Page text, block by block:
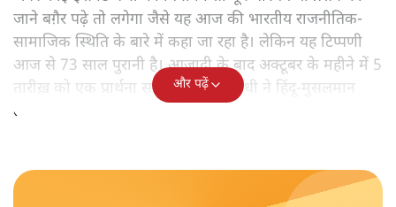
दरार को और भी गाढ़ा कर दिया है। हिंदू-मुसलमान, पाकिस्तान,
बँटवारा, हिंदू राष्ट्र के शोर-शराबे और कटुतापूर्ण विमर्श को समझने
के लिए दरअसल बार-बार एक लंबे धारावाहिक फ़्लैशबैक की तरफ़
जाने की ज़रूरत है।
शुरुआत गाँधी से ही करते हैं।
पाकिस्तान के लिए हिंदुस्तान के सामने लड़ने वाले हैं। वे लिखते हैं
कि 100 में से 98 मुसलमान दगा़बाज़ हैं। मुझको कहना पड़ेगा मैं